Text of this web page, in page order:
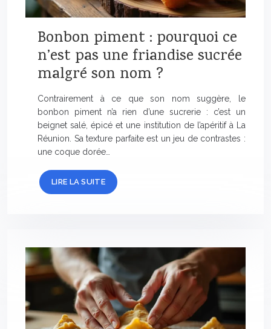
Bonbon piment : pourquoi ce
n’est pas une friandise sucrée
malgré son nom ?
Contrairement à ce que son nom suggère, le
bonbon piment n’a rien d’une sucrerie : c’est un
beignet salé, épicé et une institution de l’apéritif à La
Réunion. Sa texture parfaite est un jeu de contrastes :
une coque dorée…
LIRE LA SUITE